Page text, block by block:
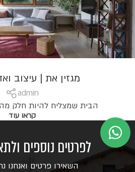
מגזין את | עיצוב
admin
הבית שמצליח להיות חלק
קראו עוד
לפרטים נוספים
השאירו פרטים ואנחנו